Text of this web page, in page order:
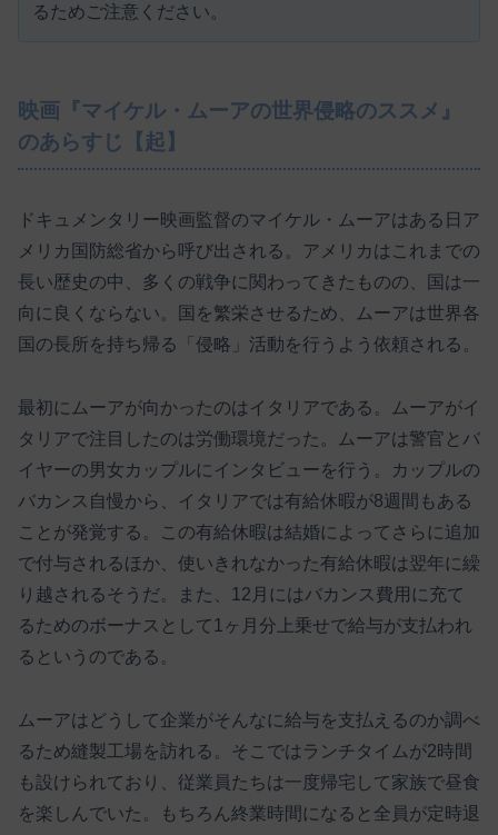
るためご注意ください。
映画『マイケル・ムーアの世界侵略のススメ』
のあらすじ【起】
ドキュメンタリー映画監督のマイケル・ムーアはある日ア
メリカ国防総省から呼び出される。アメリカはこれまでの
長い歴史の中、多くの戦争に関わってきたものの、国は一
向に良くならない。国を繁栄させるため、ムーアは世界各
国の長所を持ち帰る「侵略」活動を行うよう依頼される。
最初にムーアが向かったのはイタリアである。ムーアがイ
タリアで注目したのは労働環境だった。ムーアは警官とバ
イヤーの男女カップルにインタビューを行う。カップルの
バカンス自慢から、イタリアでは有給休暇が8週間もある
ことが発覚する。この有給休暇は結婚によってさらに追加
で付与されるほか、使いきれなかった有給休暇は翌年に繰
り越されるそうだ。また、12月にはバカンス費用に充て
るためのボーナスとして1ヶ月分上乗せで給与が支払われ
るというのである。
ムーアはどうして企業がそんなに給与を支払えるのか調べ
るため縫製工場を訪れる。そこではランチタイムが2時間
も設けられており、従業員たちは一度帰宅して家族で昼食
を楽しんでいた。もちろん終業時間になると全員が定時退